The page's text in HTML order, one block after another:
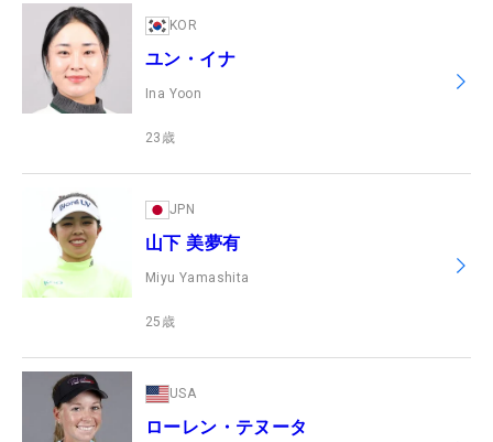
KOR
ユン・イナ
Ina Yoon
23 歳
JPN
山下 美夢有
Miyu Yamashita
25 歳
USA
ローレン・テヌータ